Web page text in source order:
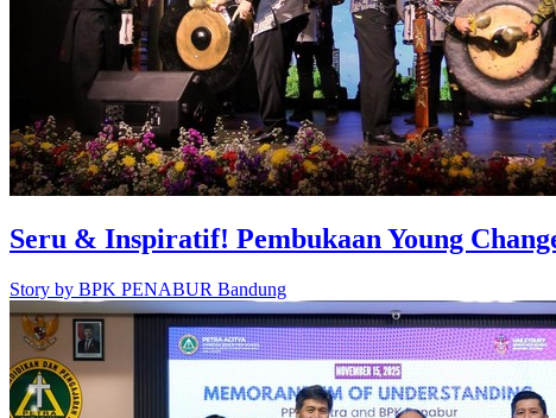
Seru & Inspiratif! Pembukaan Young
Story by BPK PENABUR Bandung